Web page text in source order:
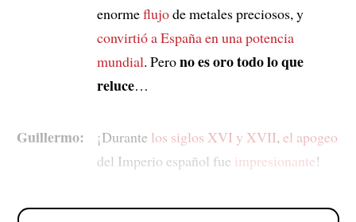
enormeflujode metales preciosos, y
convirtió a España en una potencia
mundial. Perono es oro todo lo que
reluce…
Guillermo: ¡Durante los siglos XVI y XVII, el apogeo
del Imperio español fue impresionante!